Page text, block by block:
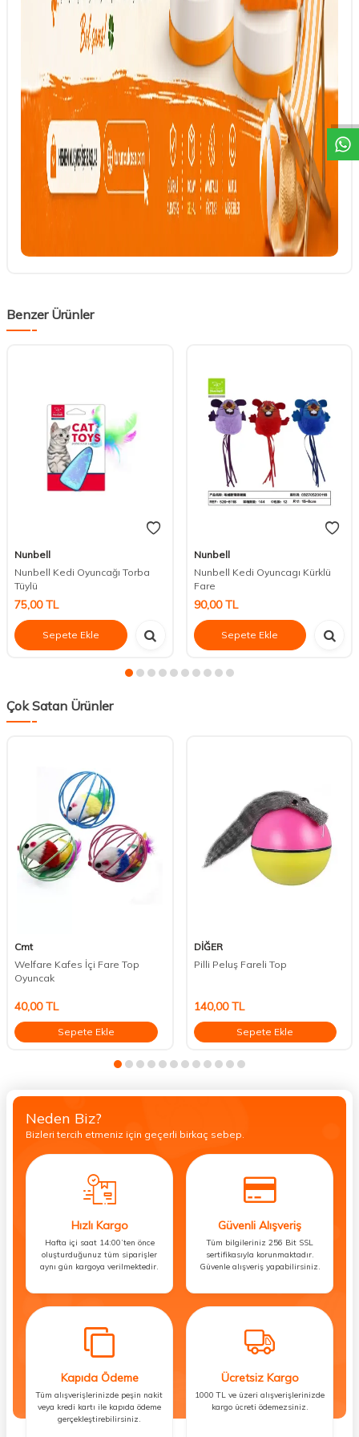
DESTEK
Benzer Ürünler
Nunbell
Nunbell Kedi Oyuncağı Torba
Tüylü
75,00TL
Sepete Ekle
Nunbell
Nunbell Kedi Oyuncagı Kürklü
Fare
90,00TL
Sepete Ekle
Çok Satan Ürünler
Cmt
Welfare Kafes İçi Fare Top
Oyuncak
40,00TL
Sepete Ekle
DİĞER
Pilli Peluş Fareli Top
140,00TL
Sepete Ekle
Neden Biz?
Bizleri tercih etmeniz için geçerli birkaç sebep.
Hızlı Kargo
Hafta içi saat 14:00’ten önce
oluşturduğunuz tüm siparişler
aynı gün kargoya verilmektedir.
Güvenli Alışveriş
Tüm bilgileriniz 256 Bit SSL
sertifikasıyla korunmaktadır.
Güvenle alışveriş yapabilirsiniz.
Kapıda Ödeme
Tüm alışverişlerinizde peşin nakit
veya kredi kartı ile kapıda ödeme
gerçekleştirebilirsiniz.
Ücretsiz Kargo
1000 TL ve üzeri alışverişlerinizde
kargo ücreti ödemezsiniz.